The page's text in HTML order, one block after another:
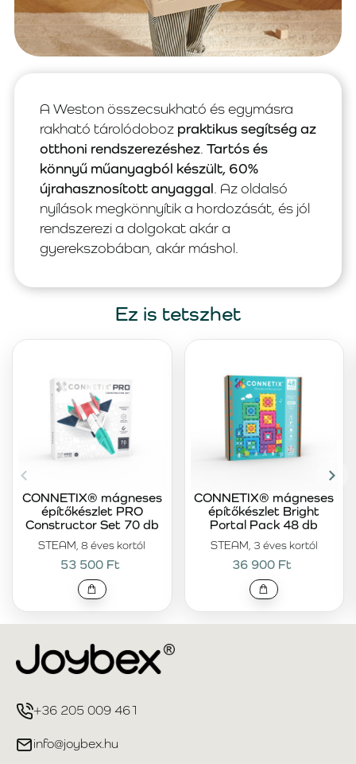
A Weston összecsukható és egymásra
rakható tárolódoboz praktikus segítség az
otthoni rendszerezéshez. Tartós és
könnyű műanyagból készült, 60%
újrahasznosított anyaggal. Az oldalsó
nyílások megkönnyítik a hordozását, és jól
rendszerezi a dolgokat akár a
gyerekszobában, akár máshol.
Ez is tetszhet
STEAM, 8 éves kortól
CONNETIX® mágneses
építőkészlet PRO
Constructor Set 70 db
53 500 Ft
STEAM, 3 éves kortól
CONNETIX® mágneses
építőkészlet Bright
Portal Pack 48 db
36 900 Ft
+36 205 009 461
info@joybex.hu